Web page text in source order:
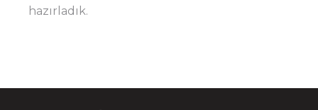
hazırladık.